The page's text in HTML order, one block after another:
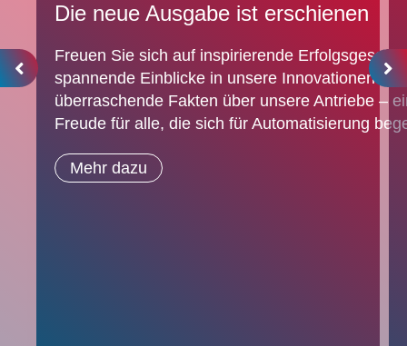
Die neue Ausgabe ist erschienen
Freuen Sie sich auf inspirierende
spannende Einblicke in unsere Innovationen und
überraschende Fakten über unsere Antriebe –
Freude für alle, die sich für Automatisierung
Mehr dazu